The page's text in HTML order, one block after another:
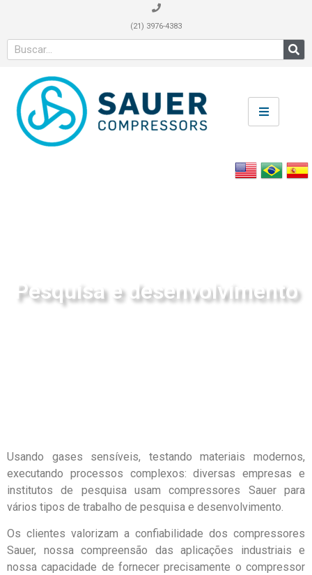
(21) 3976-4383
Pesquisa e desenvolvimento
Usando gases sensíveis, testando materiais modernos,
executando processos complexos: diversas empresas e
institutos de pesquisa usam compressores Sauer para
vários tipos de trabalho de pesquisa e desenvolvimento.
Os clientes valorizam a confiabilidade dos compressores
Sauer, nossa compreensão das aplicações industriais e
nossa capacidade de fornecer precisamente o compressor